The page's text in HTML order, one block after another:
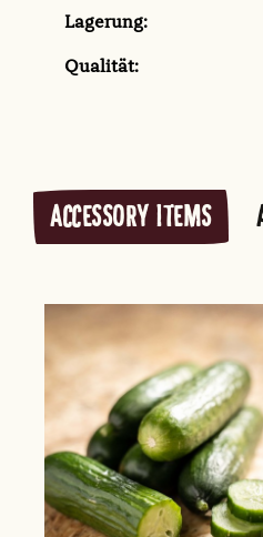
Lagerung:
Qualität:
ACCESSORY ITEMS